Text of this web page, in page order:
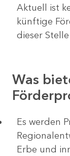
Aktuell ist
künftige
dieser
Was
Es werden
Erbe und